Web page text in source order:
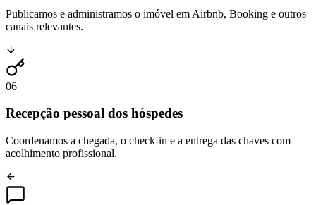
Publicamos e administramos o imóvel em Airbnb, Booking e outros
canais relevantes.
06
Recepção pessoal dos hóspedes
Coordenamos a chegada, o check-in e a entrega das chaves com
acolhimento profissional.